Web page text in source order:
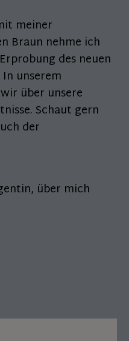
meiner
Braun nehme ich
des neuen
unserem
über unsere
Schaut gern
der
, über mich